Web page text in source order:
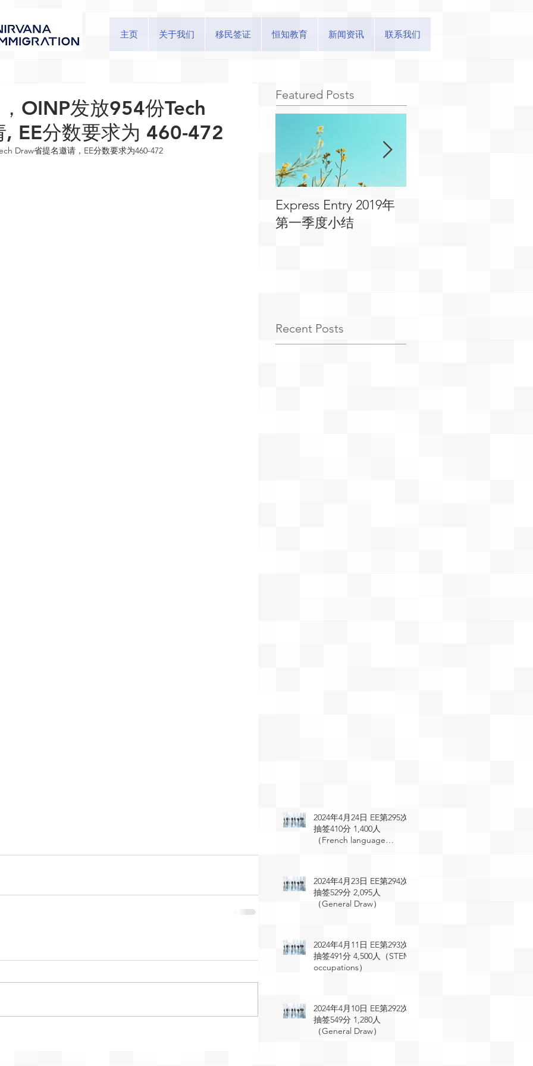
主页 关于我们 移民签证 恒知教育 新闻资讯 联系我们
OINP发放954份Tech
EE分数要求为 460-472
Draw省提名邀请，EE分数要求为460-472
Featured Posts
Express Entry 2019年
第一季度小结
Recent Posts
2024年4月24日 EE第295次
抽签410分 1,400人
（French language
2024年4月23日 EE第294次
抽签529分 2,095人
（General Draw）
2024年4月11日 EE第293次
抽签491分 4,500人（STEM
occupations）
2024年4月10日 EE第292次
抽签549分 1,280人
（General Draw）